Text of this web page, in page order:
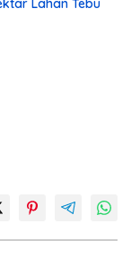
Lahan Tebu